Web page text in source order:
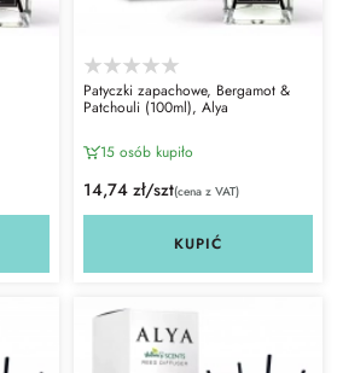
Patyczki zapachowe, Bergamot &
Patchouli (100ml), Alya
15 osób kupiło
14,74 zł/szt(cena z VAT)
KUPIĆ